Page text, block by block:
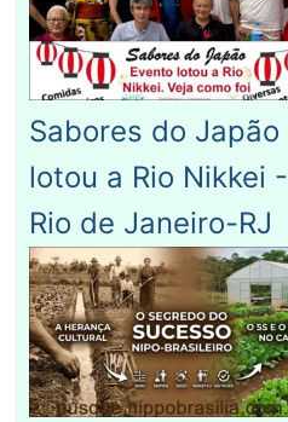
Sabores do Japão
lotou a Rio Nikkei -
Rio de Janeiro-RJ